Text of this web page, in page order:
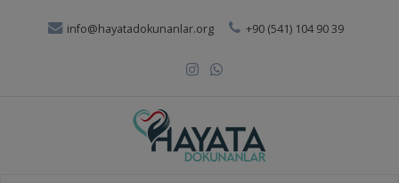
info@hayatadokunanlar.org +90 (541) 104 90 39